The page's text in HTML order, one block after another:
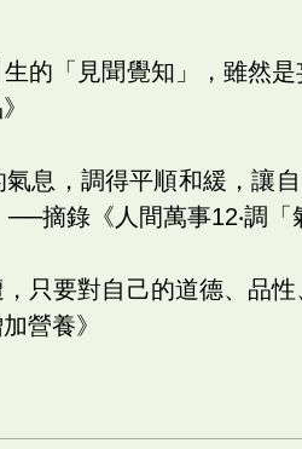
的「見聞覺知」，雖然
息，調得平順和緩，讓
摘錄《人間萬事12‧調「
只要對自己的道德、品
營養》